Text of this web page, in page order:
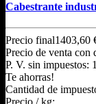
Cabestrante
Precio final1403,60
Precio de venta con
P. V. sin impuestos:
Te ahorras!
Cantidad de